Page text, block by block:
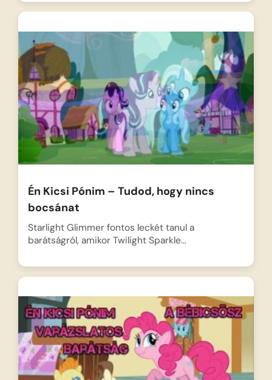
Én Kicsi Pónim – Tudod, hogy nincs
bocsánat
Starlight Glimmer fontos leckét tanul a
barátságról, amikor Twilight Sparkle…